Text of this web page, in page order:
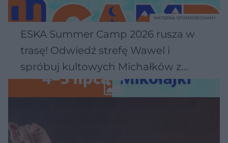
ESKA Summer Camp 2026 rusza w
trasę! Odwiedź strefę Wawel i
spróbuj kultowych Michałków z
Wawelu
MATERIAŁ SPONSOROWANY